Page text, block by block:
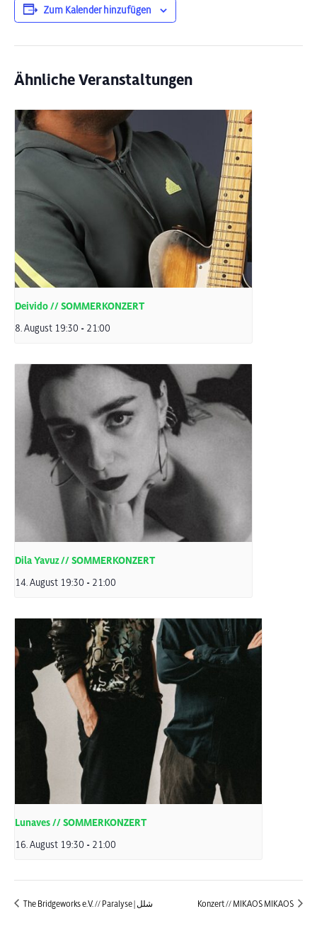
Zum Kalender hinzufügen
Ähnliche Veranstaltungen
Deivido // SOMMERKONZERT
8. August 19:30 - 21:00
Dila Yavuz // SOMMERKONZERT
14. August 19:30 - 21:00
Lunaves // SOMMERKONZERT
16. August 19:30 - 21:00
The Bridgeworks e.V. // Paralyse | شلل Konzert // MIKAOS MIKAOS